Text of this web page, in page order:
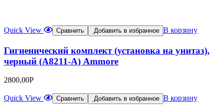
Quick View Сравнить Добавить в избранное В корзину
Гигиенический комплект (установка на унитаз),
черный (A8211-A) Ammore
2800,00Р
Quick View Сравнить Добавить в избранное В корзину